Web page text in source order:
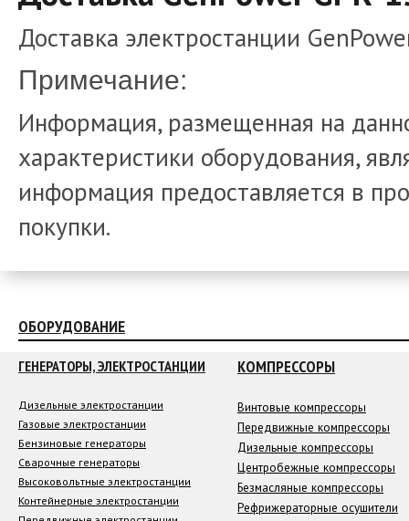
Доставка электростанции
Примечание:
Информация, размещенная на
характеристики оборудования,
информация предоставляется в
покупки.
ОБОРУДОВАНИЕ
ГЕНЕРАТОРЫ, ЭЛЕКТРОСТАНЦИИ
Дизельные электростанции
Газовые электростанции
Бензиновые генераторы
Сварочные генераторы
Высоковольтные электростанции
Контейнерные электростанции
КОМПРЕССОРЫ
Винтовые компрессоры
Передвижные компрессоры
Дизельные компрессоры
Центробежные компрессоры
Безмасляные компрессоры
Рефрижераторные осушители